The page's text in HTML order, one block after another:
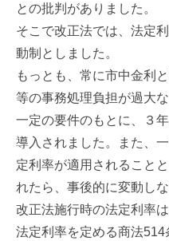
との批判がありました。
そこで改正法では、法定
動制としました。
もっとも、常に市中金利
等の事務処理負担が過大
一定の要件のもとに、３
導入されました。また、
定利率が適用されること
れたら、事後的に変動し
改正法施行時の法定利率
法定利率を定める商法